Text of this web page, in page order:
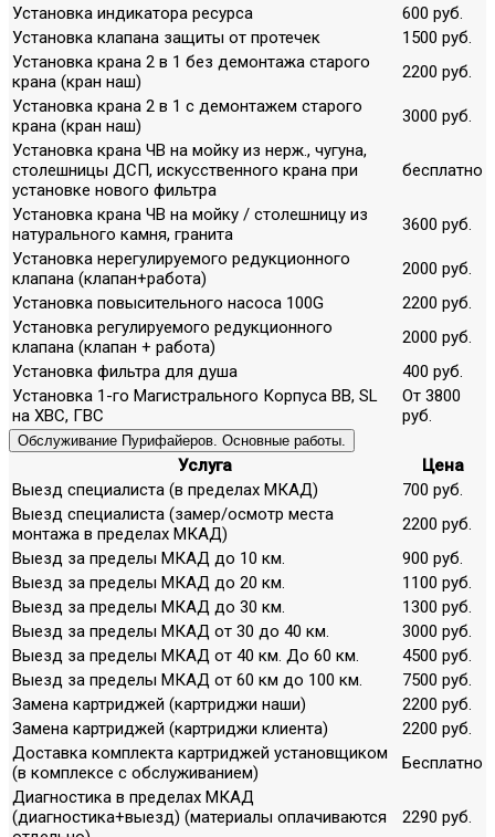
Установка индикатора ресурса
600 руб.
Установка клапана защиты от протечек
1500 руб.
Установка крана 2 в 1 без демонтажа старого
крана (кран наш)
2200 руб.
Установка крана 2 в 1 с демонтажем старого
крана (кран наш)
3000 руб.
Установка крана ЧВ на мойку из нерж., чугуна,
столешницы ДСП, искусственного крана при
установке нового фильтра
бесплатно
Установка крана ЧВ на мойку / столешницу из
натурального камня, гранита
3600 руб.
Установка нерегулируемого редукционного
клапана (клапан+работа)
2000 руб.
Установка повысительного насоса 100G
2200 руб.
Установка регулируемого редукционного
клапана (клапан + работа)
2000 руб.
Установка фильтра для душа
400 руб.
Установка 1-го Магистрального Корпуса ВВ, SL
на ХВС, ГВС
От 3800
руб.
Обслуживание Пурифайеров. Основные работы.
Услуга
Цена
Выезд специалиста (в пределах МКАД)
700 руб.
Выезд специалиста (замер/осмотр места
монтажа в пределах МКАД)
2200 руб.
Выезд за пределы МКАД до 10 км.
900 руб.
Выезд за пределы МКАД до 20 км.
1100 руб.
Выезд за пределы МКАД до 30 км.
1300 руб.
Выезд за пределы МКАД от 30 до 40 км.
3000 руб.
Выезд за пределы МКАД от 40 км. До 60 км.
4500 руб.
Выезд за пределы МКАД от 60 км до 100 км.
7500 руб.
Замена картриджей (картриджи наши)
2200 руб.
Замена картриджей (картриджи клиента)
2200 руб.
Доставка комплекта картриджей установщиком
(в комплексе с обслуживанием)
Бесплатно
Диагностика в пределах МКАД
(диагностика+выезд) (материалы оплачиваются
2290 руб.